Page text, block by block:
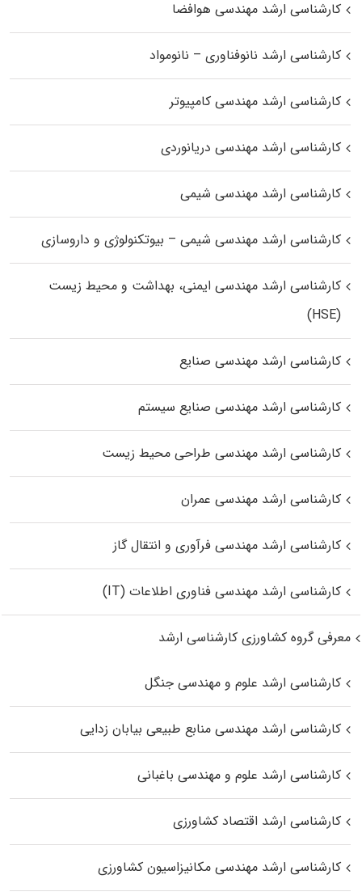
کارشناسی ارشد مهندسی هوافضا
کارشناسی ارشد نانوفناوری – نانومواد
کارشناسی ارشد مهندسی کامپیوتر
کارشناسی ارشد مهندسی دریانوردی
کارشناسی ارشد مهندسی شیمی
کارشناسی ارشد مهندسی شیمی – بیوتکنولوژی و داروسازی
کارشناسی ارشد مهندسی ایمنی، بهداشت و محیط زیست
(HSE)
کارشناسی ارشد مهندسی صنایع
کارشناسی ارشد مهندسی صنایع سیستم
کارشناسی ارشد مهندسی طراحی محیط زیست
کارشناسی ارشد مهندسی عمران
کارشناسی ارشد مهندسی فرآوری و انتقال گاز
کارشناسی ارشد مهندسی فناوری اطلاعات (IT)
معرفی گروه کشاورزی کارشناسی ارشد
کارشناسی ارشد علوم و مهندسی جنگل
کارشناسی ارشد مهندسی منابع طبیعی بیابان زدایی
کارشناسی ارشد علوم و مهندسی باغبانی
کارشناسی ارشد اقتصاد کشاورزی
کارشناسی ارشد مهندسی مکانیزاسیون کشاورزی